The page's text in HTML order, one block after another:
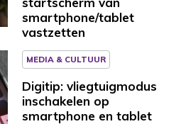
smartphone/tablet
vastzetten
MEDIA & CULTUUR
Digitip: vliegtuigmodus
inschakelen op
smartphone en tablet